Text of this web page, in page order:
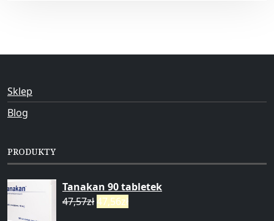
Sklep
Blog
PRODUKTY
Tanakan 90 tabletek
47,57zł47,56zł